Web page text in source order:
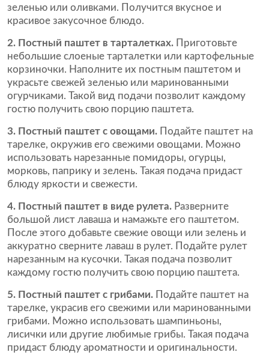
зеленью или оливками. Получится вкусное и
красивое закусочное блюдо.
2. Постный паштет в тарталетках. Приготовьте
небольшие слоеные тарталетки или картофельные
корзиночки. Наполните их постным паштетом и
украсьте свежей зеленью или маринованными
огурчиками. Такой вид подачи позволит каждому
гостю получить свою порцию паштета.
3. Постный паштет с овощами. Подайте паштет на
тарелке, окружив его свежими овощами. Можно
использовать нарезанные помидоры, огурцы,
морковь, паприку и зелень. Такая подача придаст
блюду яркости и свежести.
4. Постный паштет в виде рулета. Разверните
большой лист лаваша и намажьте его паштетом.
После этого добавьте свежие овощи или зелень и
аккуратно сверните лаваш в рулет. Подайте рулет
нарезанным на кусочки. Такая подача позволит
каждому гостю получить свою порцию паштета.
5. Постный паштет с грибами. Подайте паштет на
тарелке, украсив его свежими или маринованными
грибами. Можно использовать шампиньоны,
лисички или другие любимые грибы. Такая подача
придаст блюду ароматности и оригинальности.